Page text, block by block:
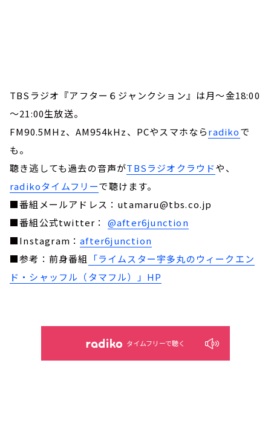
TBSラジオ『アフター６ジャンクション』は月～金18:00
～21:00生放送。
FM90.5MHz、AM954kHz、PCやスマホならradikoで
も。
聴き逃しても過去の音声がTBSラジオクラウドや、
radikoタイムフリーで聴けます。
■番組メールアドレス：utamaru@tbs.co.jp
■番組公式twitter： @after6junction
■Instagram：after6junction
■参考：前身番組 「ライムスター宇多丸のウィークエン
ド・シャッフル（タマフル）」HP
タイムフリーで聴く